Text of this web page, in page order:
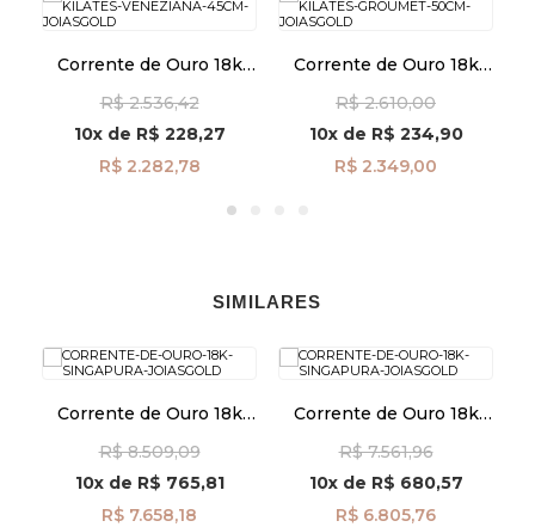
Corrente de Ouro 18k
com 45cm co04809
R$ 2.536,42
10xde R$ 228,27
R$ 2.282,78
Corrente de Ouro 18k
50cm co02852
R$ 2.610,00
10xde R$ 234,90
R$ 2.349,00
SIMILARES
Corrente de Ouro 18k
60cm co03668
R$ 8.509,09
10xde R$ 765,81
R$ 7.658,18
Corrente de Ouro 18k
50cm co03030
R$ 7.561,96
10xde R$ 680,57
R$ 6.805,76